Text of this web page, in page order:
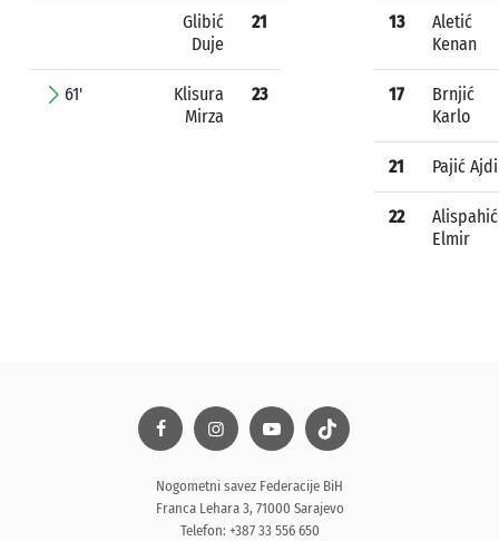
Glibić
Duje
21
61'
Klisura
Mirza
23
13
Aletić
Kenan
17
Brnjić
Karlo
21 Pajić
22
Alispahić
Elmir
Nogometni savez Federacije BiH
Franca Lehara 3, 71000 Sarajevo
Telefon: +387 33 556 650